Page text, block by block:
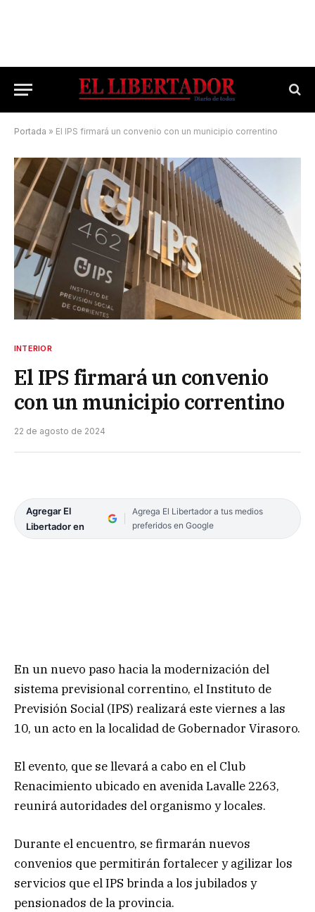
Portada » El IPS firmará un convenio con un municipio correntino
INTERIOR
El IPS firmará un convenio
con un municipio correntino
22 de agosto de 2024
Agregar El
Libertador en
Agrega El Libertador a tus medios
preferidos en Google
En un nuevo paso hacia la modernización del
sistema previsional correntino, el Instituto de
Previsión Social (IPS) realizará este viernes a las
10, un acto en la localidad de Gobernador Virasoro.
El evento, que se llevará a cabo en el Club
Renacimiento ubicado en avenida Lavalle 2263,
reunirá autoridades del organismo y locales.
Durante el encuentro, se firmarán nuevos
convenios que permitirán fortalecer y agilizar los
servicios que el IPS brinda a los jubilados y
pensionados de la provincia.